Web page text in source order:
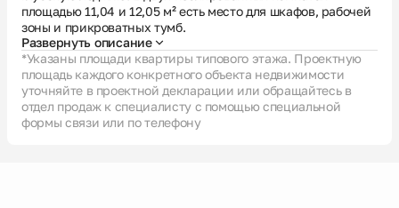
площадью 11,04 и 12,05 м² есть место для шкафов, рабочей
зоны и прикроватных тумб.
Развернуть описание
*Указаны площади квартиры типового этажа. Проектную
площадь каждого конкретного объекта недвижимости
уточняйте в проектной декларации или обращайтесь в
отдел продаж к специалисту с помощью специальной
формы связи или по телефону